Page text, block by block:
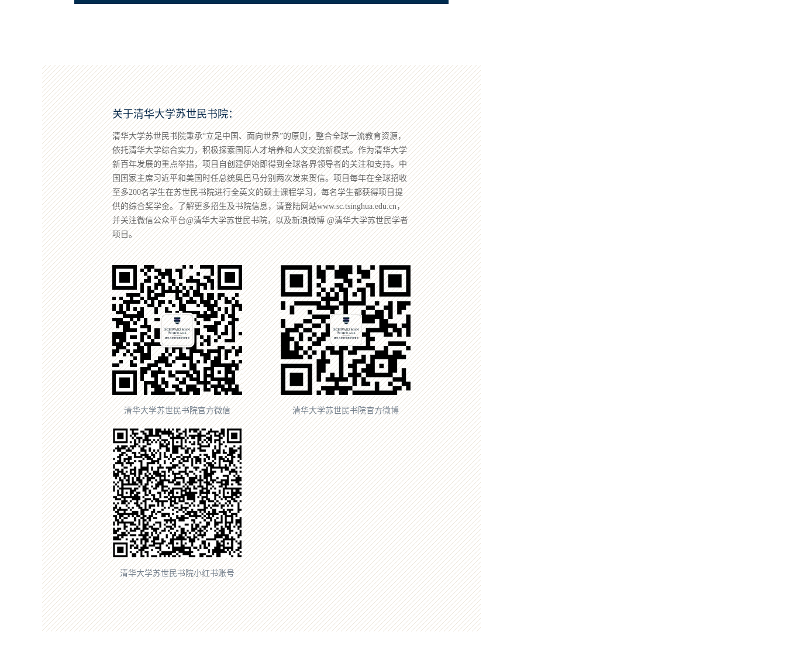
关于清华大学苏世民书院：
清华大学苏世民书院秉承“立足中国、面向世界”的原则，整合全球一流教育资源，
依托清华大学综合实力，积极探索国际人才培养和人文交流新模式。作为清华大学
新百年发展的重点举措，项目自创建伊始即得到全球各界领导者的关注和支持。中
国国家主席习近平和美国时任总统奥巴马分别两次发来贺信。项目每年在全球招收
至多200名学生在苏世民书院进行全英文的硕士课程学习，每名学生都获得项目提
供的综合奖学金。了解更多招生及书院信息，请登陆网站www.sc.tsinghua.edu.cn，
并关注微信公众平台@清华大学苏世民书院，以及新浪微博 @清华大学苏世民学者
项目。
清华大学苏世民书院官方微信 清华大学苏世民书院官方微博
清华大学苏世民书院小红书账号